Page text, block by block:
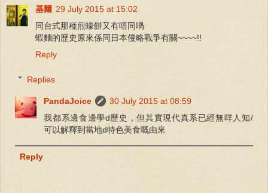
基爾 29 July 2015 at 15:02
同台式那種煎蠔餅又有唔同喎
蝦麵的歷史原來係同日本侵略戰爭有關~~~~!!
Reply
Replies
PandaJoice
30 July 2015 at 08:59
我都系邊食邊學d歷史，但其實現代真系已經無咩人知/
可以解釋到當地d特色美食嘅由來
Reply